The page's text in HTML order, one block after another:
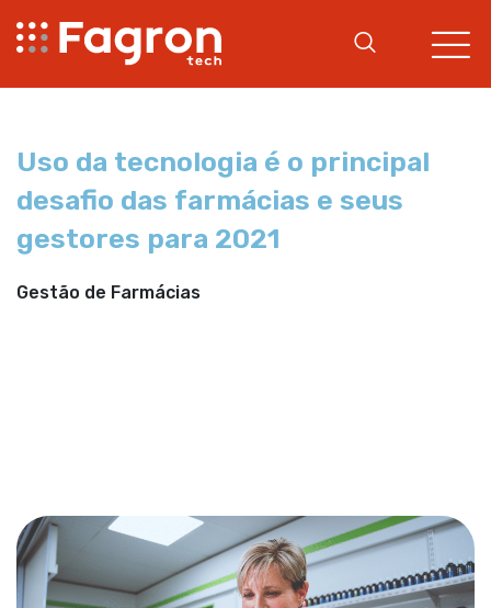
Uso da tecnologia é o principal
desafio das farmácias e seus
gestores para 2021
Gestão de Farmácias